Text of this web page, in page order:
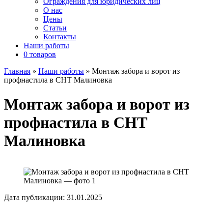
О нас
Цены
Статьи
Контакты
Наши работы
0 товаров
Главная » Наши работы » Монтаж забора и ворот из
профнастила в СНТ Малиновка
Монтаж забора и ворот из
профнастила в СНТ
Малиновка
Дата публикации: 31.01.2025